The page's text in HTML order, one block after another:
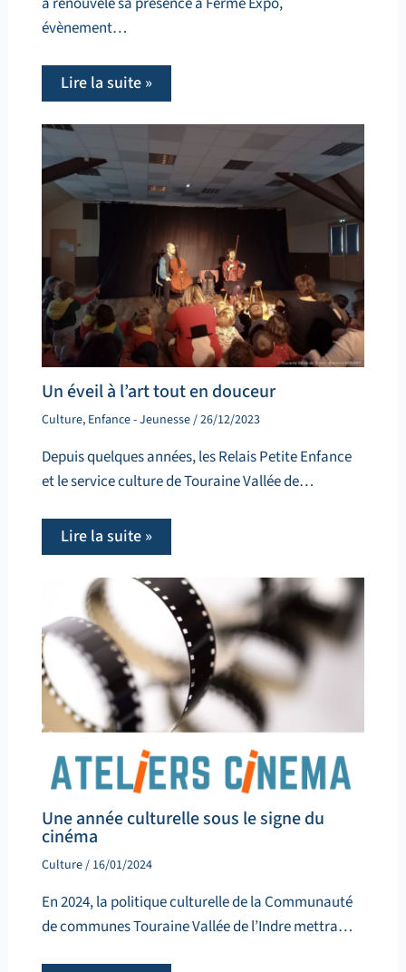
évènement…
Lire la suite »
Un éveil à l’art tout en douceur
Culture, Enfance - Jeunesse/26/12/2023
Depuis quelques années, les Relais Petite Enfance
et le service culture de Touraine Vallée de…
Lire la suite »
Une année culturelle sous le signe du
cinéma
Culture/ 16/01/2024
En 2024, la politique culturelle de la Communauté
de communes Touraine Vallée de l’Indre mettra…